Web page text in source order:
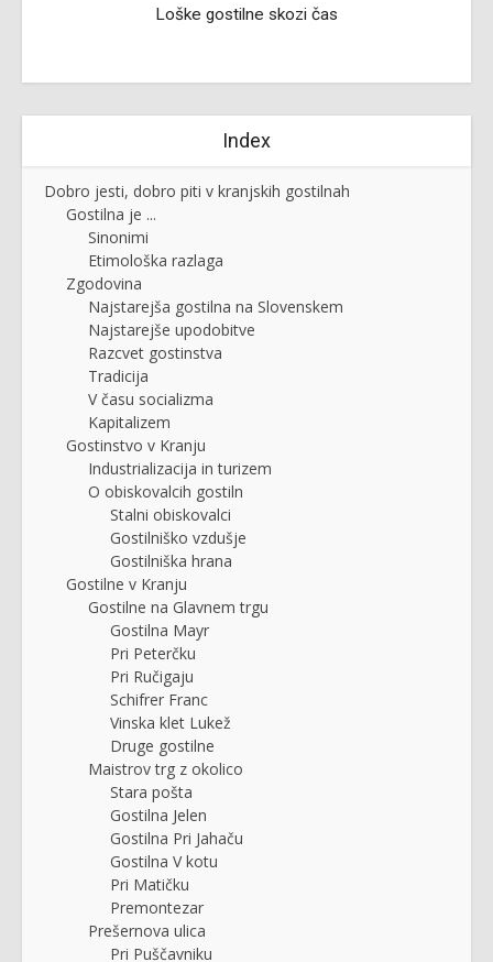
Loške gostilne skozi čas
Index
Dobro jesti, dobro piti v kranjskih gostilnah
Gostilna je ...
Sinonimi
Etimološka razlaga
Zgodovina
Najstarejša gostilna na Slovenskem
Najstarejše upodobitve
Razcvet gostinstva
Tradicija
V času socializma
Kapitalizem
Gostinstvo v Kranju
Industrializacija in turizem
O obiskovalcih gostiln
Stalni obiskovalci
Gostilniško vzdušje
Gostilniška hrana
Gostilne v Kranju
Gostilne na Glavnem trgu
Gostilna Mayr
Pri Peterčku
Pri Ručigaju
Schifrer Franc
Vinska klet Lukež
Druge gostilne
Maistrov trg z okolico
Stara pošta
Gostilna Jelen
Gostilna Pri Jahaču
Gostilna V kotu
Pri Matičku
Premontezar
Prešernova ulica
Pri Puščavniku